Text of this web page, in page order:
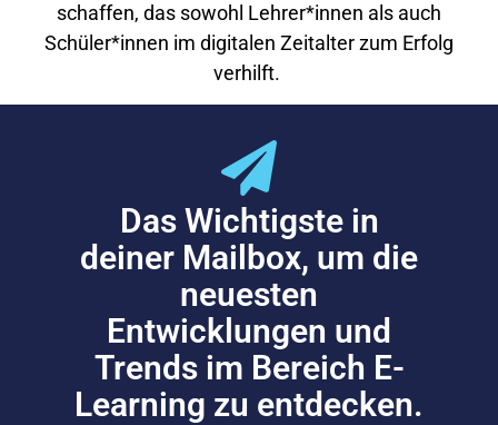
schaffen, das sowohl Lehrer*innen als auch
Schüler*innen im digitalen Zeitalter zum Erfolg
verhilft.
Das Wichtigste in
deiner Mailbox, um die
neuesten
Entwicklungen und
Trends im Bereich E-
Learning zu entdecken.